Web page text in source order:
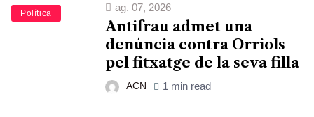
Política
ag. 07, 2026
Antifrau admet una
denúncia contra Orriols
pel fitxatge de la seva filla
ACN 1 min read